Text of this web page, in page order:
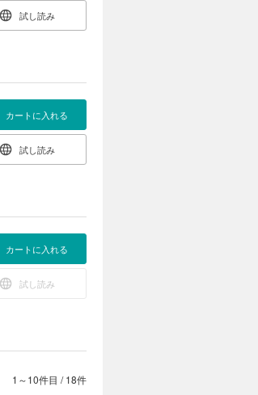
試し読み
カートに入れる
試し読み
カートに入れる
試し読み
カートに入れる
1～10件目 /18件